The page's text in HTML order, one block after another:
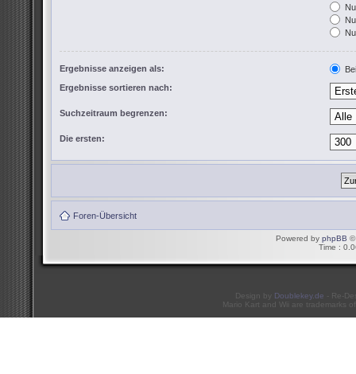
Ergebnisse anzeigen als:
Ergebnisse sortieren nach:
Suchzeitraum begrenzen:
Die ersten:
Foren-Übersicht
Powered by phpBB ©
Time :
Design by Doublekey.de - Re-
Mario Kart and Wii are trademarks